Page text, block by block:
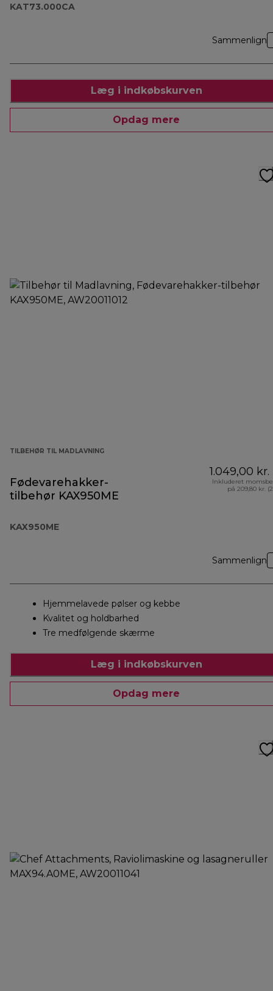
KAT73.000CA
Sammenlign
Læg i indkøbskurven
Opdag mere
TILBEHØR TIL MADLAVNING
Fødevarehakker-
tilbehør KAX950ME
KAX950ME
1.049,00 kr.
Inkluderet
på 209,80 kr.
Sammenlign
Hjemmelavede pølser og kebbe
Kvalitet og holdbarhed
Tre medfølgende skærme
Læg i indkøbskurven
Opdag mere